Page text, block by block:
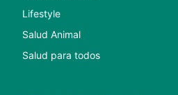
Lifestyle
Salud Animal
Salud para todos